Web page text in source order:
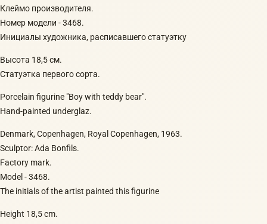
Клеймо производителя.
Номер модели - 3468.
Инициалы художника, расписавшего статуэтку
Высота 18,5 см.
Статуэтка первого сорта.
Porcelain figurine "Boy with teddy bear".
Hand-painted underglaz.
Denmark, Copenhagen, Royal Copenhagen, 1963.
Sculptor: Ada Bonfils.
Factory mark.
Model - 3468.
The initials of the artist painted this figurine
Height 18,5 cm.